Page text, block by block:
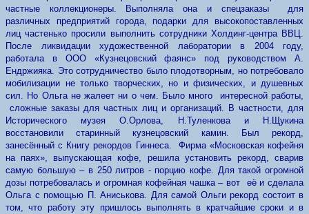
частные коллекционеры. Выполняла она и спецзаказы для
различных предприятий города, подарки для высокопоставленных
лиц частенько просили выполнить сотрудники Холдинг-центра ВВЦ.
После ликвидации художественной лаборатории в 2004 году,
работала в ООО «Кузнецовский фаянс» под руководством А.
Ендржияка. Это сотрудничество было плодотворным, но потребовало
мобилизации не только творческих, но и физических, и душевных
сил. Но Ольга не жалеет ни о чем. Было много интересной работы,
сложные заказы для частных лиц и организаций. В частности, для
Исторического музея О.Орлова, Н.Туленкова и Н.Щукина
восстановили старинный кузнецовский камин. Был рекорд,
занесённый с Книгу рекордов Гиннеса. Фирма «Московская кофейня
на паях», выпускающая кофе, решила установить рекорд, сварив
самую большую – в 250 литров - порцию кофе. Для такой огромной
дозы потребовалась и огромная кофейная чашка – вот её и сделала
Ольга с помощью П. Аниськова. Для самой Ольги рекорд состоит в
том, что работу эту пришлось выполнять в кратчайшие сроки и в